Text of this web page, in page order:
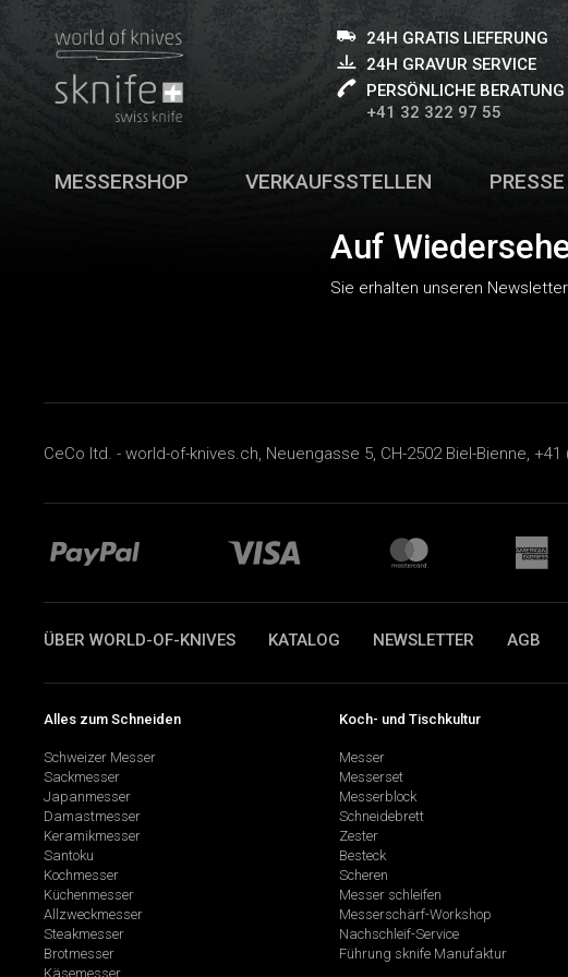
24H GRATIS LIEFERUNG
24H GRAVUR SERVICE
PERSÖNLICHE BERATUNG
+41 32 322 97 55
MESSERSHOP VERKAUFSSTELLEN PRESSE
Auf
Sie erhalten unseren
CeCo ltd. - world-of-knives.ch, Neuengasse 5, CH-2502 Biel-Bienne, +41
ÜBER WORLD-OF-KNIVES KATALOG NEWSLETTER AGB
Alles zum Schneiden
Schweizer Messer
Sackmesser
Japanmesser
Damastmesser
Keramikmesser
Santoku
Kochmesser
Küchenmesser
Allzweckmesser
Steakmesser
Brotmesser
Käsemesser
Koch- und Tischkultur
Messer
Messerset
Messerblock
Schneidebrett
Zester
Besteck
Scheren
Messer schleifen
Messerschärf-Workshop
Nachschleif-Service
Führung sknife Manufaktur